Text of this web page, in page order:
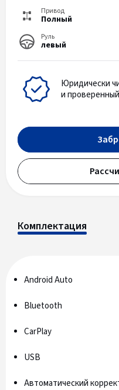
Привод
Полный
Руль
левый
Юридически
и
Комплектация
Android Auto
Bluetooth
CarPlay
USB
Автоматический